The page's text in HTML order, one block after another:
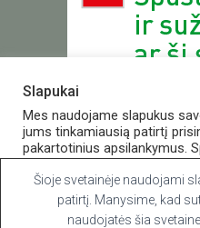
Valstybinė vaistų kontrolės
prie Lietuvos Respublikos
vvkt@vvkt.lt | www.vvkt.lt
Studentų g. 45A,Vilnius
Slapukai
Mes naudojame slapukus
jums tinkamiausią patirtį
pakartotinius apsilankymus.
sutinkate naudoti VISUS
Slapukų nustatymai
Šioje svetainėje naudojami
patirtį. Manysime, kad
naudojatės šia svetaine